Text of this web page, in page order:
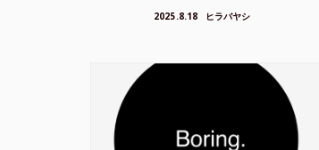
2025.8.18 ヒラバヤシ